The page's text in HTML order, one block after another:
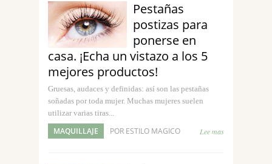
Pestañas
postizas para
ponerse en
casa. ¡Echa un vistazo a los 5
mejores productos!
Gruesas, audaces y definidas: así son las pestañas
soñadas por toda mujer. Muchas mujeres suelen
utilizar varias tiras...
MAQUILLAJE POR ESTILO MAGICO Lee mas